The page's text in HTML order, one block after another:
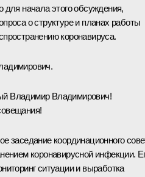
для начала этого обсуждения,
о структуре и планах работы
коронавируса.
Владимир Владимирович!
заседание координационного
коронавирусной инфекции.
ситуации и выработка